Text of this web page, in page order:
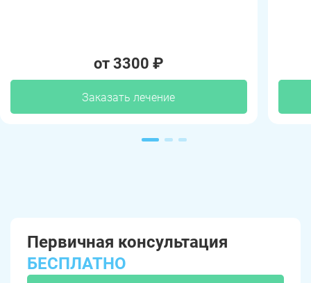
от 3300 ₽
Заказать лечение
Первичная консультация
БЕСПЛАТНО